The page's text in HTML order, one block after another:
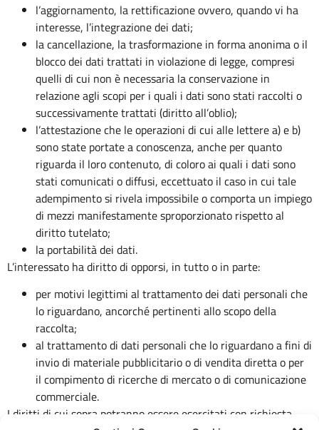
l’aggiornamento, la rettificazione ovvero, quando vi ha
interesse, l’integrazione dei dati;
la cancellazione, la trasformazione in forma anonima o il
blocco dei dati trattati in violazione di legge, compresi
quelli di cui non è necessaria la conservazione in
relazione agli scopi per i quali i dati sono stati raccolti o
successivamente trattati (diritto all’oblio);
l’attestazione che le operazioni di cui alle lettere a) e b)
sono state portate a conoscenza, anche per quanto
riguarda il loro contenuto, di coloro ai quali i dati sono
stati comunicati o diffusi, eccettuato il caso in cui tale
adempimento si rivela impossibile o comporta un impiego
di mezzi manifestamente sproporzionato rispetto al
diritto tutelato;
la portabilità dei dati.
L’interessato ha diritto di opporsi, in tutto o in parte:
per motivi legittimi al trattamento dei dati personali che
lo riguardano, ancorché pertinenti allo scopo della
raccolta;
al trattamento di dati personali che lo riguardano a fini di
invio di materiale pubblicitario o di vendita diretta o per
il compimento di ricerche di mercato o di comunicazione
commerciale.
I diritti di cui sopra potranno essere esercitati con richiesta